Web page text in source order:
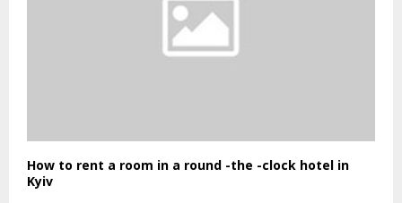
How to rent a room in a round -the -clock hotel in
Kyiv